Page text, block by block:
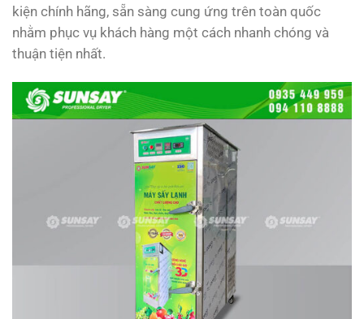
kiện chính hãng, sẵn sàng cung ứng trên toàn quốc
nhằm phục vụ khách hàng một cách nhanh chóng và
thuận tiện nhất.